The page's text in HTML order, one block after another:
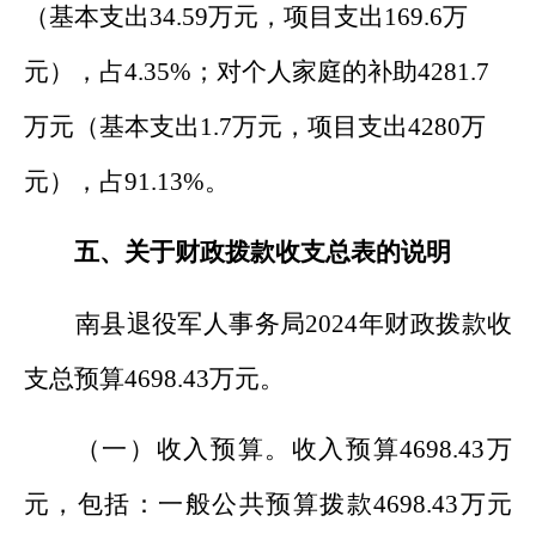
（基本支出34.59万元，项目支出 169.6万
元）， 占4.35% ；对个人家庭的补助4281.7
万元 （基本支出 1.7万元，项目支出4280万
元）
，占91.13%。
五、关于财政拨款收支总表的说明
南县退役军人事务局2024年财政拨款收
支总预算4698.43万元。
（一） 收入预算。 收入预算4698.43万
元，包括：一般公共预算拨款4698.43万元